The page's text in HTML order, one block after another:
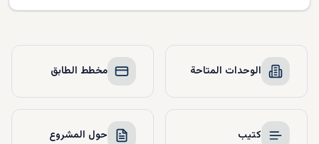
الوحدات المتاحة مخطط الطابق
كتيب حول المشروع